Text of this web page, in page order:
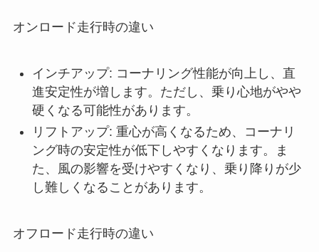
オンロード走行時の違い
インチアップ: コーナリング性能が向上し、直
進安定性が増します。ただし、乗り心地がやや
硬くなる可能性があります。
リフトアップ: 重心が高くなるため、コーナリ
ング時の安定性が低下しやすくなります。ま
た、風の影響を受けやすくなり、乗り降りが少
し難しくなることがあります。
オフロード走行時の違い